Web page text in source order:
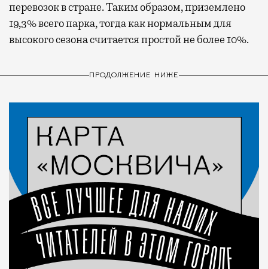
перевозок в стране. Таким образом, приземлено
19,3% всего парка, тогда как нормальным для
высокого сезона считается простой не более 10%.
ПРОДОЛЖЕНИЕ НИЖЕ